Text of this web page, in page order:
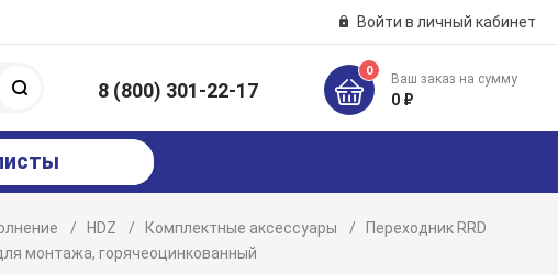
Войти в личный кабинет
8 (800) 301-22-17
0
Ваш заказ на сумму
0 ₽
HDZ Комплектные аксессуары
Переходник RRD
монтажа, горячеоцинкованный